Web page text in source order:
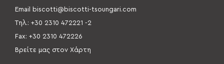
Email biscotti@biscotti-tsoungari.com
Τηλ.: +30 2310 472221 -2
Fax: +30 2310 472226
Βρείτε μας στον Χάρτη